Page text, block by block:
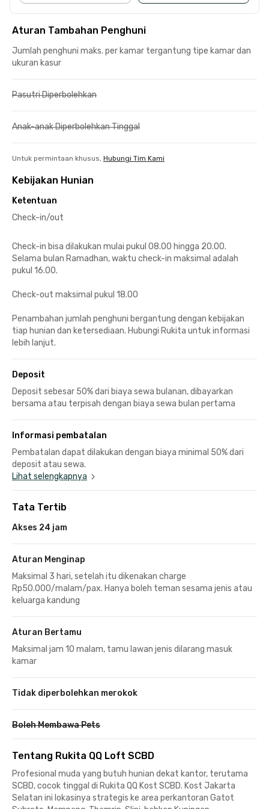
Aturan Tambahan Penghuni
Jumlah penghuni maks. per kamar tergantung tipe kamar dan
ukuran kasur
Pasutri Diperbolehkan
Anak-anak Diperbolehkan Tinggal
Untuk permintaan khusus, Hubungi Tim Kami
Kebijakan Hunian
Ketentuan
Check-in/out
Check-in bisa dilakukan mulai pukul 08.00 hingga 20.00.
Selama bulan Ramadhan, waktu check-in maksimal adalah
pukul 16.00.
Check-out maksimal pukul 18.00
Penambahan jumlah penghuni bergantung dengan kebijakan
tiap hunian dan ketersediaan. Hubungi Rukita untuk informasi
lebih lanjut.
Deposit
Deposit sebesar 50% dari biaya sewa bulanan, dibayarkan
bersama atau terpisah dengan biaya sewa bulan pertama
Informasi pembatalan
Pembatalan dapat dilakukan dengan biaya minimal 50% dari
deposit atau sewa.
Lihat selengkapnya
Tata Tertib
Akses 24 jam
Aturan Menginap
Maksimal 3 hari, setelah itu dikenakan charge
Rp50.000/malam/pax. Hanya boleh teman sesama jenis atau
keluarga kandung
Aturan Bertamu
Maksimal jam 10 malam, tamu lawan jenis dilarang masuk
kamar
Tidak diperbolehkan merokok
Boleh Membawa Pets
Tentang Rukita QQ Loft SCBD
Profesional muda yang butuh hunian dekat kantor, terutama
SCBD, cocok tinggal di Rukita QQ Kost SCBD. Kost Jakarta
Selatan ini lokasinya strategis ke area perkantoran Gatot